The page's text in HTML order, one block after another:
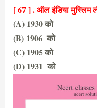
[ 67 ] . ऑल इंडिया मुस्लिम
(A) 1930 को
(B) 1906 को
(C) 1905 को
(D) 1931 को